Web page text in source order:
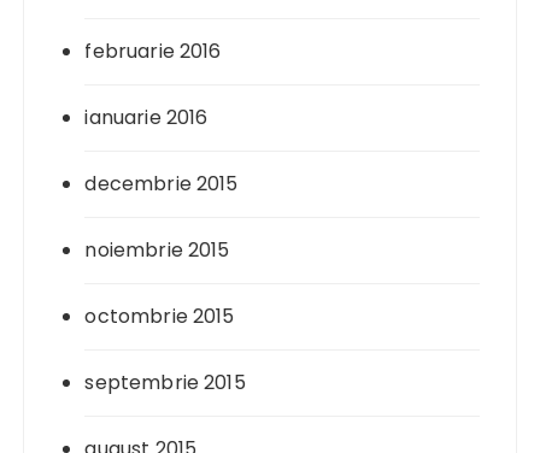
februarie 2016
ianuarie 2016
decembrie 2015
noiembrie 2015
octombrie 2015
septembrie 2015